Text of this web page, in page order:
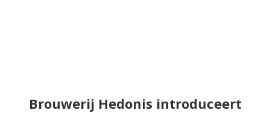
Brouwerij Hedonis introduceert